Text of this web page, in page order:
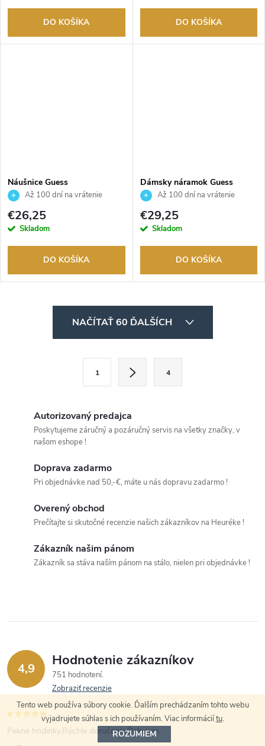
Tento web používa súbory cookie. Ďalším prechádzaním tohto webu
vyjadrujete súhlas s ich používaním. Viac informáciítu.
ROZUMIEM
DO KOŠÍKA DO KOŠÍKA
Náušnice Guess
JUBE06233JWYGT
Až 100 dní na vrátenie
tovaru. Autorizovaný predajca.
€26,25
Skladom
DO KOŠÍKA
Dámsky náramok Guess
JUBB06017JWYGS
Až 100 dní na vrátenie
tovaru. Autorizovaný predajca.
€29,25
Skladom
DO KOŠÍKA
y
v
ý
p
i
NAČÍTAŤ 60 ĎALŠÍCH
1 4
Autorizovaný predajca
Poskytujeme záručný a pozáručný servis na všetky značky, v
našom eshope !
Doprava zadarmo
Pri objednávke nad 50,-€, máte u nás dopravu zadarmo !
Overený obchod
Prečítajte si skutočné recenzie našich zákazníkov na Heuréke !
Zákazník našim pánom
Zákazník sa stáva naším pánom na stálo, nielen pri objednávke !
4,9 Hodnotenie zákazníkov
751 hodnotení
Zobraziť recenzie
Pekné hodinky.Rýchle doručenie.Ďakujem.